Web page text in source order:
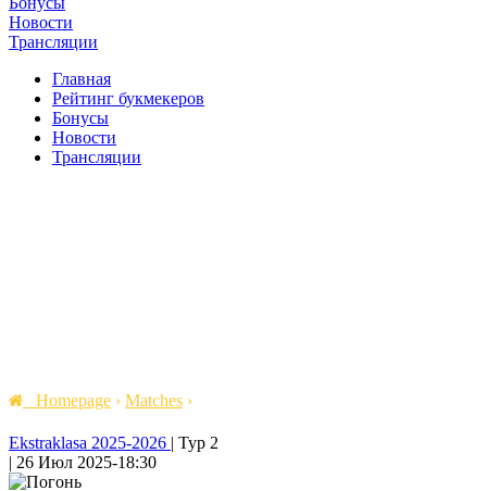
Новости
Трансляции
Главная
Рейтинг букмекеров
Бонусы
Новости
Трансляции
Homepage › Matches ›
Ekstraklasa 2025-2026 | Тур 2
| 26 Июл 2025-18:30